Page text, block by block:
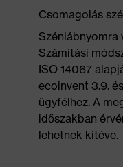
Csomagolás
Számítási
ISO 14067
ecoinvent 3.9.
ügyfélhez. A
időszakban
lehetnek kitéve.